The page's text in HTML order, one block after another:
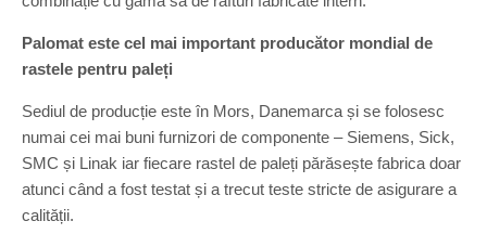
Palomat este cel mai important producător mondial de
rastele pentru paleți
Sediul de producție este în Mors, Danemarca și se folosesc
numai cei mai buni furnizori de componente – Siemens, Sick,
SMC și Linak iar fiecare rastel de paleți părăsește fabrica doar
atunci când a fost testat și a trecut teste stricte de asigurare a
calității.